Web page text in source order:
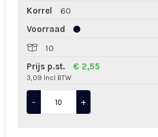
Korrel
60
Voorraad
10
Prijs p.st.
€ 2,55
3,09 Incl BTW
- +